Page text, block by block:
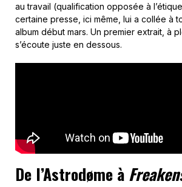
au travail (qualification opposée à
certaine presse, ici même, lui a collée à
album début mars. Un premier extrait, à
s’écoute juste en dessous.
De l’Astrodøme à